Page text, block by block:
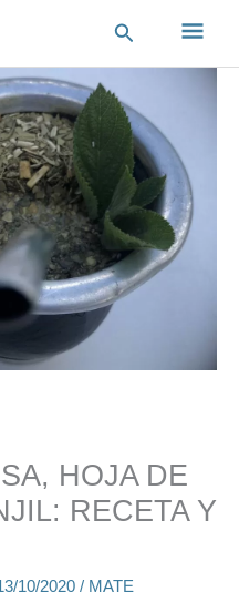
Buscar
HOJA DE
RECETA Y
10/2020 / MATE